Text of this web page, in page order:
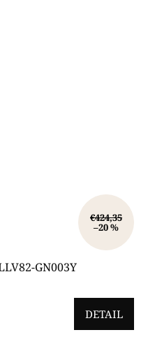
€424,35
–20 %
GN003Y
DETAIL